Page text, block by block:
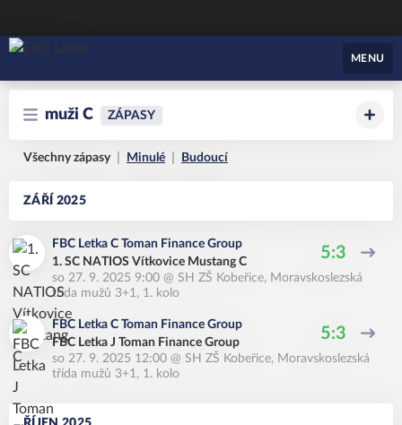
FBC Letka
MENU
muži C ZÁPASY
Všechny zápasy Minulé Budoucí
ZÁŘÍ 2025
FBC Letka C Toman Finance Group
1. SC NATIOS Vítkovice Mustang C
5:3
so 27. 9. 2025 9:00 @ SH ZŠ Kobeřice, Moravskoslezská
třída mužů 3+1, 1. kolo
FBC Letka C Toman Finance Group
FBC Letka J Toman Finance Group
5:3
so 27. 9. 2025 12:00 @ SH ZŠ Kobeřice, Moravskoslezská
třída mužů 3+1, 1. kolo